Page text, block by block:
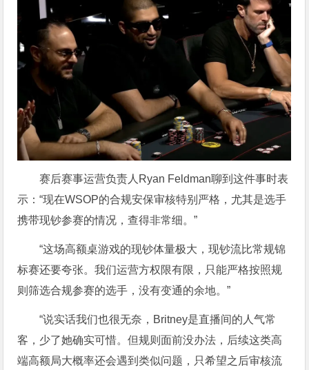
赛后赛事运营负责人Ryan Feldman聊到这件事时表
示：“现在WSOP的合规安保审核特别严格，尤其是选手
携带现钞参赛的情况，查得非常细。”
“这场高额桌游戏的现钞体量极大，现钞流比常规锦
标赛还要夸张。我们运营方权限有限，只能严格按照规
则筛选合规参赛的选手，没有变通的余地。”
“说实话我们也很无奈，Britney是直播间的人气常
客，少了她确实可惜。但规则面前没办法，后续这类高
端高额局大概率还会遇到类似问题，只希望之后审核流